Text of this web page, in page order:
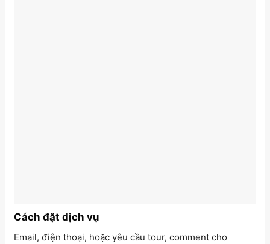
Cách đặt dịch vụ
Email, điện thoại, hoặc yêu cầu tour, comment cho